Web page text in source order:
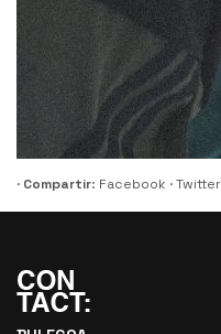
· Compartir: Facebook ·Twitter